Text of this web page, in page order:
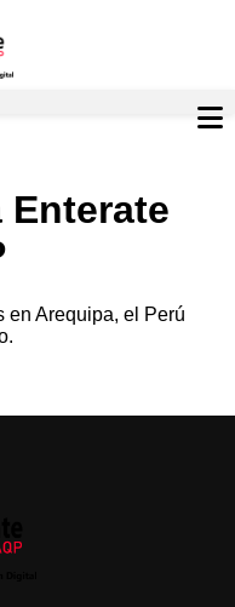
Enterate
en Arequipa, el Perú